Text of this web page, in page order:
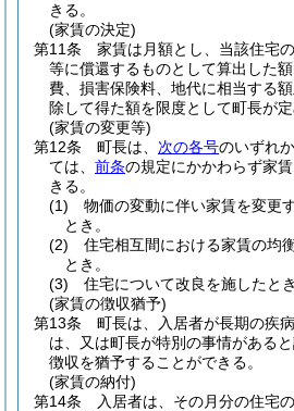
きる。
(家賃の決定)
第11条
家賃は月額とし、当該住宅
等に償還するものとして算出した
費、損害保険料、地代に相当する
除して得た額を限度として町長が定
(家賃の変更等)
第12条
町長は、 次の各号のいずれ
ては、 前条の規定にかかわらず家
きる。
(1)
物価の変動に伴い家賃を変更
とき。
(2)
住宅相互間における家賃の均
とき。
(3)
住宅について改良を施したとき
(家賃の徴収猶予)
第13条
町長は、入居者が長期の疾
は、又は町長が特別の事情がある
徴収を猶予することができる。
(家賃の納付)
第14条
入居者は、その月分の住宅